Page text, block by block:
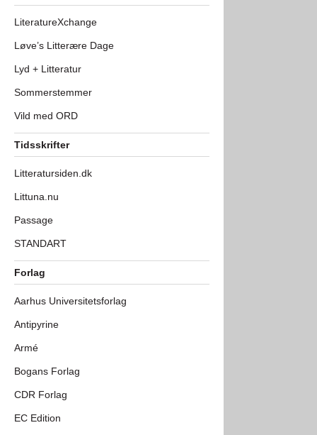
LiteratureXchange
Løve’s Litterære Dage
Lyd + Litteratur
Sommerstemmer
Vild med ORD
Tidsskrifter
Litteratursiden.dk
Littuna.nu
Passage
STANDART
Forlag
Aarhus Universitetsforlag
Antipyrine
Armé
Bogans Forlag
CDR Forlag
EC Edition